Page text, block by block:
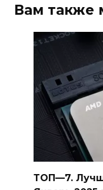
Вам также
ТОП—7.